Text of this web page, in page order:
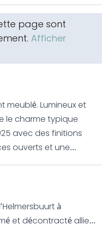
page sont
Afficher
meublé. Lumineux et
le charme typique
avec des finitions
ouverts et une
idéale pour des
Entièrement
cet appartement
à
et décontracté allie